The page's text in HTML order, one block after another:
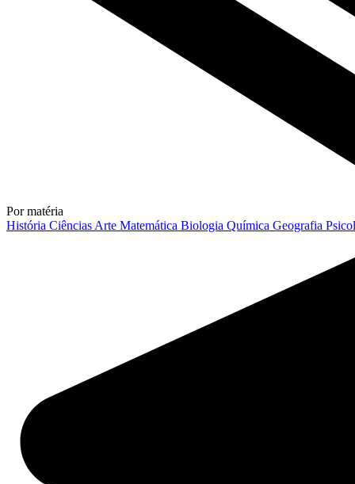
Por matéria
História Ciências Arte Matemática Biologia Química Geografia